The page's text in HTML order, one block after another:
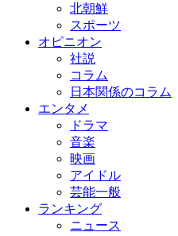
北朝鮮
スポーツ
オピニオン
社説
コラム
日本関係のコラム
エンタメ
ドラマ
音楽
映画
アイドル
芸能一般
ランキング
ニュース